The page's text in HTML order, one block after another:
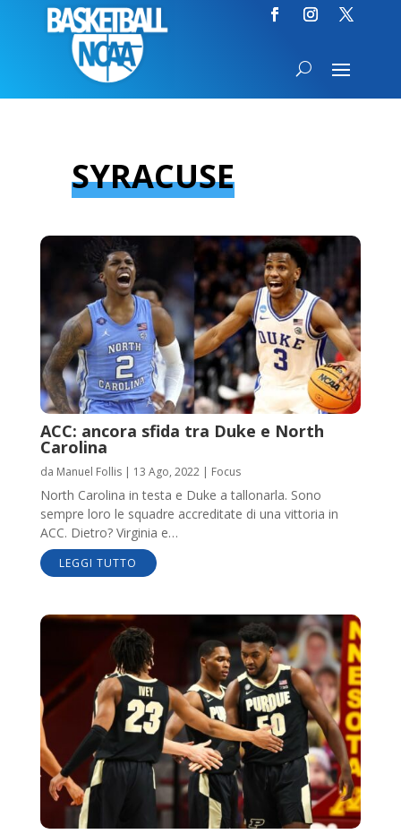
SYRACUSE
ACC: ancora sfida tra Duke e North
Carolina
da Manuel Follis| 13 Ago, 2022| Focus
North Carolina in testa e Duke a tallonarla. Sono
sempre loro le squadre accreditate di una vittoria in
ACC. Dietro? Virginia e…
LEGGI TUTTO